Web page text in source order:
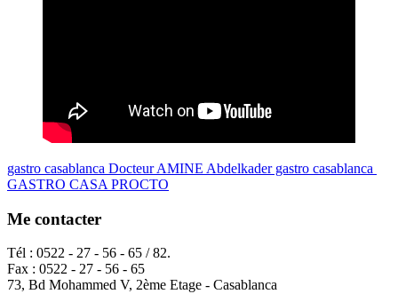
gastro casablanca Docteur AMINE Abdelkader gastro casablanca
GASTRO CASA PROCTO
Me contacter
Tél : 0522 - 27 - 56 - 65 / 82.
Fax : 0522 - 27 - 56 - 65
73, Bd Mohammed V, 2ème Etage - Casablanca